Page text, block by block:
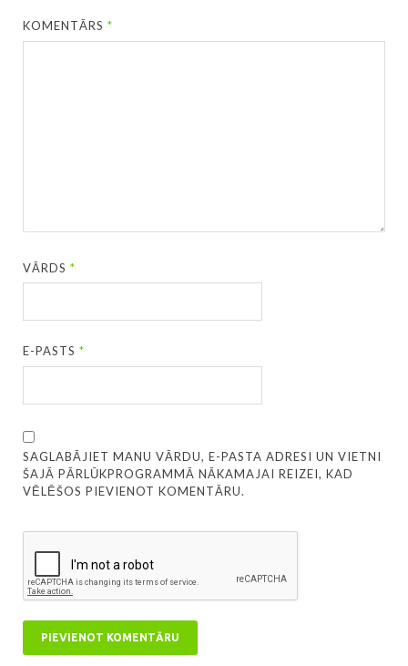
KOMENTĀRS*
VĀRDS*
E-PASTS*
SAGLABĀJIET MANU VĀRDU, E-PASTA ADRESI UN VIETNI
ŠAJĀ PĀRLŪKPROGRAMMĀ NĀKAMAJAI REIZEI, KAD
VĒLĒŠOS PIEVIENOT KOMENTĀRU.